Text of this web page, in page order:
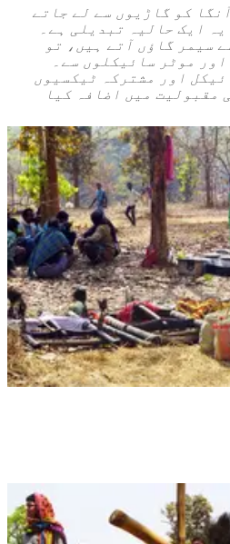
کو گاڑیوں سے لے جاتے
یہ ایک حالیہ تبدیلی ہے۔
سیمر گاؤں آتے ہیں، تو
موٹر سائیکلوں سے۔
اور مشترکہ ٹیکسیوں
مقبولیت میں اضافہ کیا